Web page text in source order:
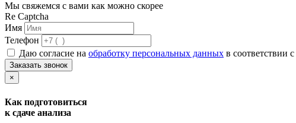
Мы свяжемся с вами как можно скорее
Re Captcha
Имя
Телефон
Даю согласие на обработку персональных данных в соответствии с
Заказать звонок
×
Как подготовиться
к сдаче анализа